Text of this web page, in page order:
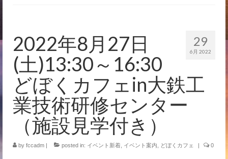
29
6月 2022
2022年8月27日
(土)13:30～16:30
どぼくカフェin大鉄工
業技術研修センター
（施設見学付き）
by fccadm | posted in: イベント新着 イベント案内 どぼくカフェ | 0